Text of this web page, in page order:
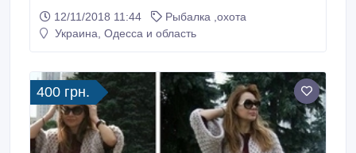
2.85м, - 1300 гривен, 3.50х3.50м-1650гр.,
УЗ68(6х6м)- 9000гривен; УСТ56(5х5м) - 7000
другое..
12/11/2018 11:44
Рыбалка ,охота
Украина, Одесса и область
400 грн.